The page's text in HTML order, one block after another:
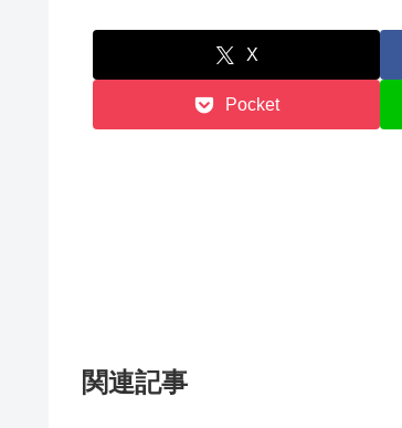
X
Pocket
関連記事